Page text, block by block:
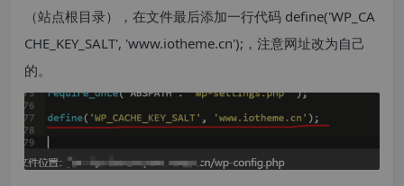
（站点根目录），在文件最后添加一行代码 define('WP_CA
CHE_KEY_SALT', 'www.iotheme.cn');，注意网址改为自己
的。